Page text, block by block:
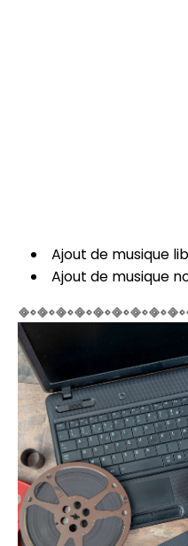
Ajout de musique
Ajout de musique